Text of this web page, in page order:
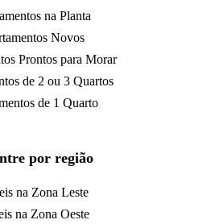
na Planta
Novos
Prontos para Morar
de 2 ou 3 Quartos
de 1 Quarto
por região
na Zona Leste
na Zona Oeste